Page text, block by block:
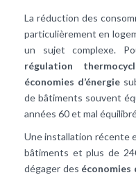
La réduction des
particulièrement en
un sujet complexe.
régulation
économies d’énergie
de bâtiments souvent
années 60 et mal
Une installation récente
bâtiments et plus de
dégager des économies